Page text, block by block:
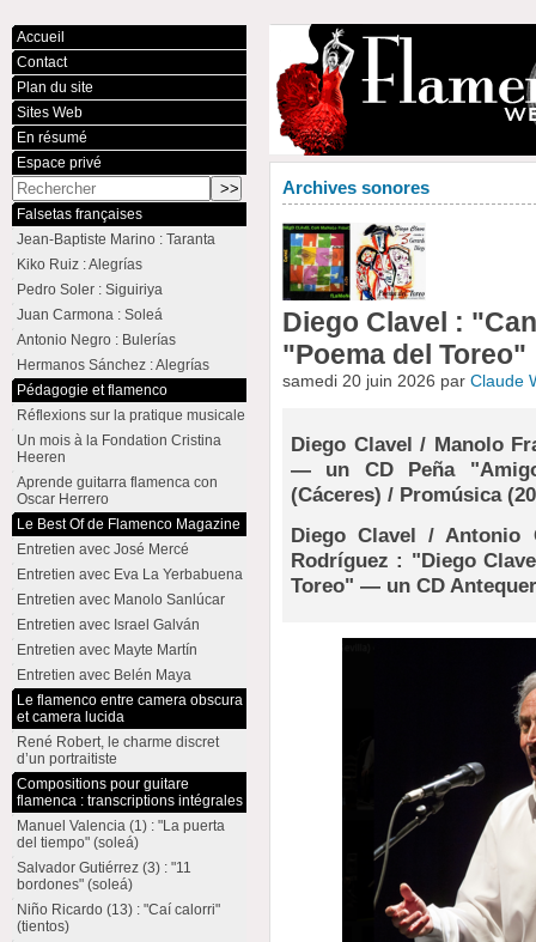
Archives sonores
Diego Clavel :
"Poema del Toreo"
samedi 20 juin 2026 parClaude
Diego Clavel / Manolo
— un CD Peña
(Cáceres) / Promúsica
Diego Clavel / Antonio
Rodríguez : "Diego
Toreo" — un CD
Accueil
Contact
Plan du site
Sites Web
En résumé
Espace privé
Falsetas françaises
Jean-Baptiste Marino : Taranta
Kiko Ruiz : Alegrías
Pedro Soler : Siguiriya
Juan Carmona : Soleá
Antonio Negro : Bulerías
Hermanos Sánchez : Alegrías
Pédagogie et flamenco
Réflexions sur la pratique musicale
Un mois à la Fondation Cristina
Heeren
Aprende guitarra flamenca con
Oscar Herrero
Le Best Of de Flamenco Magazine
Entretien avec José Mercé
Entretien avec Eva La Yerbabuena
Entretien avec Manolo Sanlúcar
Entretien avec Israel Galván
Entretien avec Mayte Martín
Entretien avec Belén Maya
Le flamenco entre camera obscura
et camera lucida
René Robert, le charme discret
d’un portraitiste
Compositions pour guitare
flamenca : transcriptions intégrales
Manuel Valencia (1) : "La puerta
del tiempo" (soleá)
Salvador Gutiérrez (3) : "11
bordones" (soleá)
Niño Ricardo (13) : "Caí calorri"
(tientos)